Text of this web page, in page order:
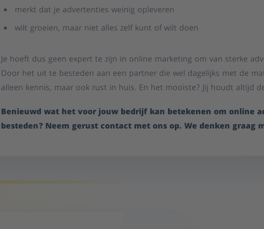
merkt dat je advertenties weinig opleveren
wilt groeien, maar niet alles zelf kunt of wilt doen
Je hoeft dus geen expert te zijn in online marketing om van sterke
Door het uit te besteden aan een partner die wel dagelijks met de
alleen kennis, maar ook rust in huis. En het mooiste? Jij houdt altijd
Benieuwd wat het voor jouw bedrijf kan betekenen om online
besteden? Neem gerust contact met ons op. We denken graag